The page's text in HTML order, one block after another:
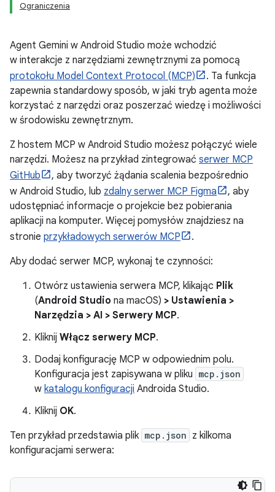
Ograniczenia
Agent Gemini w Android Studio może wchodzić
w interakcje z narzędziami zewnętrznymi za pomocą
protokołu Model Context Protocol (MCP)
. Ta funkcja
zapewnia standardowy sposób, w jaki tryb agenta może
korzystać z narzędzi oraz poszerzać wiedzę i możliwości
w środowisku zewnętrznym.
Z hostem MCP w Android Studio możesz połączyć wiele
narzędzi. Możesz na przykład zintegrować serwer MCP
GitHub
, aby tworzyć żądania scalenia bezpośrednio
w Android Studio, lub zdalny serwer MCP Figma
, aby
udostępniać informacje o projekcie bez pobierania
aplikacji na komputer. Więcej pomysłów znajdziesz na
stronie przykładowych serwerów MCP
.
Aby dodać serwer MCP, wykonaj te czynności:
Otwórz ustawienia serwera MCP, klikając Plik
(Android Studio na macOS) > Ustawienia >
Narzędzia > AI > Serwery MCP.
Kliknij Włącz serwery MCP.
Dodaj konfigurację MCP w odpowiednim polu.
Konfiguracja jest zapisywana w pliku mcp.json
w katalogu konfiguracji Androida Studio.
Kliknij OK.
Ten przykład przedstawia plik mcp.json z kilkoma
konfiguracjami serwera: